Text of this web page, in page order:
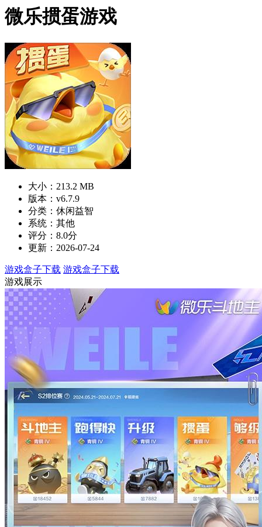
微乐掼蛋游戏
大小：213.2 MB
版本：v6.7.9
分类：休闲益智
系统：其他
评分：8.0分
更新：2026-07-24
游戏盒子下载 游戏盒子下载
游戏展示